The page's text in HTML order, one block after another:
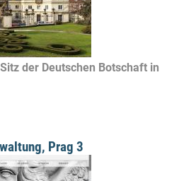
der Deutschen Botschaft in
Prag 3